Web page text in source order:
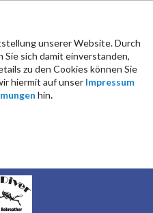
unserer Website. Durch
sich damit einverstanden,
zu den Cookies können Sie
hiermit auf unser Impressum
hin.